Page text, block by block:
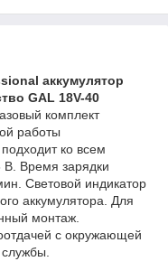
аккумулятор
GAL 18V-40
комплект
работы
ко всем
В. Время зарядки
Световой индикатор
аккумулятора. Для
монтаж.
с окружающей